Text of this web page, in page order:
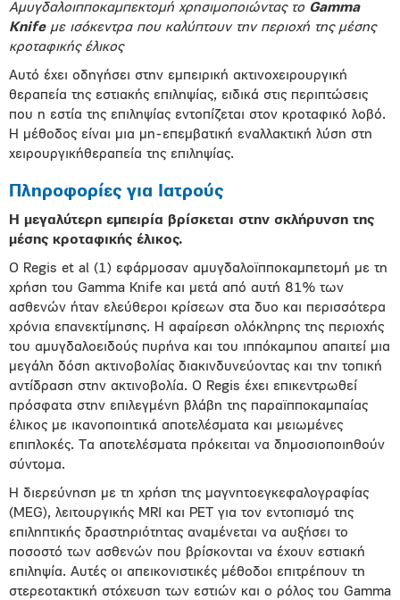
Αμυγδαλοιπποκαμπεκτομή χρησιμοποιώντας το Gamma
Knifeμε ισόκεντρα που καλύπτουν την περιοχή της μέσης
κροταφικής έλικος
Αυτό έχει οδηγήσει στην εμπειρική ακτινοχειρουργική
θεραπεία της εστιακής επιληψίας, ειδικά στις περιπτώσεις
που η εστία της επιληψίας εντοπίζεται στον κροταφικό λοβό.
Η μέθοδος είναι μια μη-επεμβατική εναλλακτική λύση στη
χειρουργικήθεραπεία της επιληψίας.
Πληροφορίες για Ιατρούς
Η μεγαλύτερη εμπειρία βρίσκεται στην σκλήρυνση της
μέσης κροταφικής έλικος.
Ο Regis et al (1) εφάρμοσαν αμυγδαλοϊπποκαμπετομή με τη
χρήση του Gamma Knife και μετά από αυτή 81% των
ασθενών ήταν ελεύθεροι κρίσεων στα δυο και περισσότερα
χρόνια επανεκτίμησης. Η αφαίρεση ολόκληρης της περιοχής
του αμυγδαλοειδούς πυρήνα και του ιππόκαμπου απαιτεί μια
μεγάλη δόση ακτινοβολίας διακινδυνεύοντας και την τοπική
αντίδραση στην ακτινοβολία. Ο Regis έχει επικεντρωθεί
πρόσφατα στην επιλεγμένη βλάβη της παραϊπποκαμπαίας
έλικος με ικανοποιητικά αποτελέσματα και μειωμένες
επιπλοκές. Τα αποτελέσματα πρόκειται να δημοσιοποιηθούν
σύντομα.
Η διερεύνηση με τη χρήση της μαγνητοεγκεφαλογραφίας
(MEG), λειτουργικής MRI και PET για τον εντοπισμό της
επιληπτικής δραστηριότητας αναμένεται να αυξήσει το
ποσοστό των ασθενών που βρίσκονται να έχουν εστιακή
επιληψία. Αυτές οι απεικονιστικές μέθοδοι επιτρέπουν τη
στερεοτακτική στόχευση των εστιών και ο ρόλος του Gamma